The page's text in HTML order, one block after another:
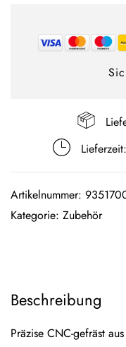
Lieferzeit:
Artikelnummer:
Kategorie: Zubehör
Beschreibung
Präzise CNC-gefräst